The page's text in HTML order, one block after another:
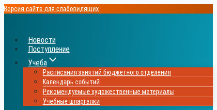
Перейти
Версия сайта для слабовидящих
Новости
Поступление
Учеба
Расписания занятий бюджетного отделения
Календарь событий
Рекомендуемые художественные материалы
Учебные шпаргалки